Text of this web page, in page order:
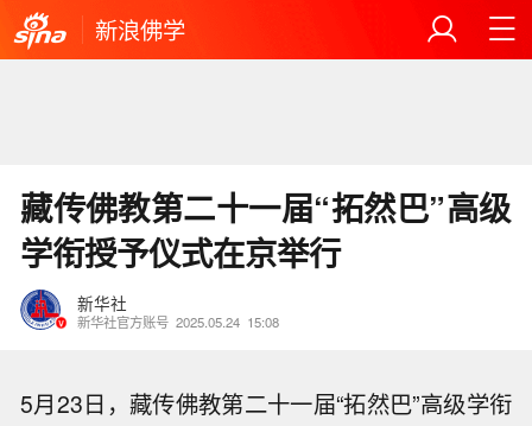
新浪佛学
藏传佛教第二十一届“拓然巴”高级
学衔授予仪式在京举行
新华社
新华社官方账号 2025.05.24 15:08
5月23日，藏传佛教第二十一届“拓然巴”高级学衔